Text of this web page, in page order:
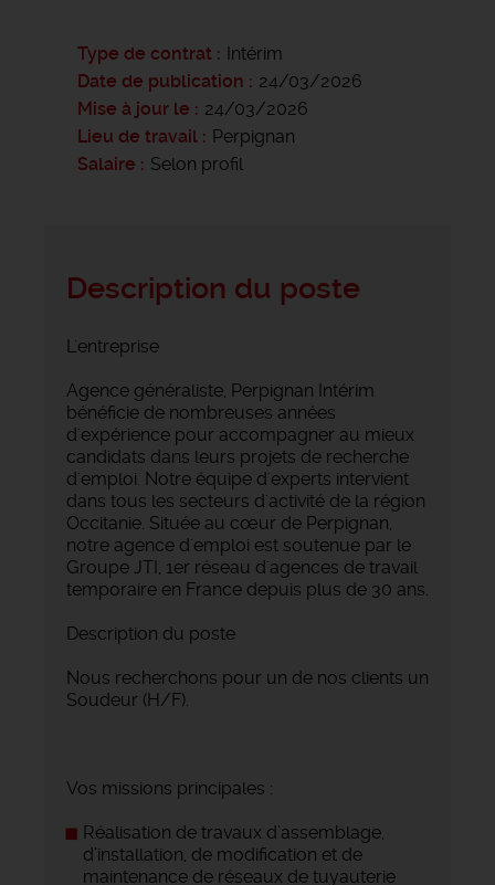
Type de contrat
Intérim
Date de publication
24/03/2026
Mise à jour le
24/03/2026
Lieu de travail
Perpignan
Salaire
Selon profil
Description du poste
L'entreprise
Agence généraliste, Perpignan Intérim
bénéficie de nombreuses années
d'expérience pour accompagner au mieux
candidats dans leurs projets de recherche
d'emploi. Notre équipe d'experts intervient
dans tous les secteurs d'activité de la région
Occitanie. Située au cœur de Perpignan,
notre agence d'emploi est soutenue par le
Groupe JTI, 1er réseau d'agences de travail
temporaire en France depuis plus de 30 ans.
Description du poste
Nous recherchons pour un de nos clients un
Soudeur (H/F).
Vos missions principales :
Réalisation de travaux d’assemblage,
d’installation, de modification et de
maintenance de réseaux de tuyauterie